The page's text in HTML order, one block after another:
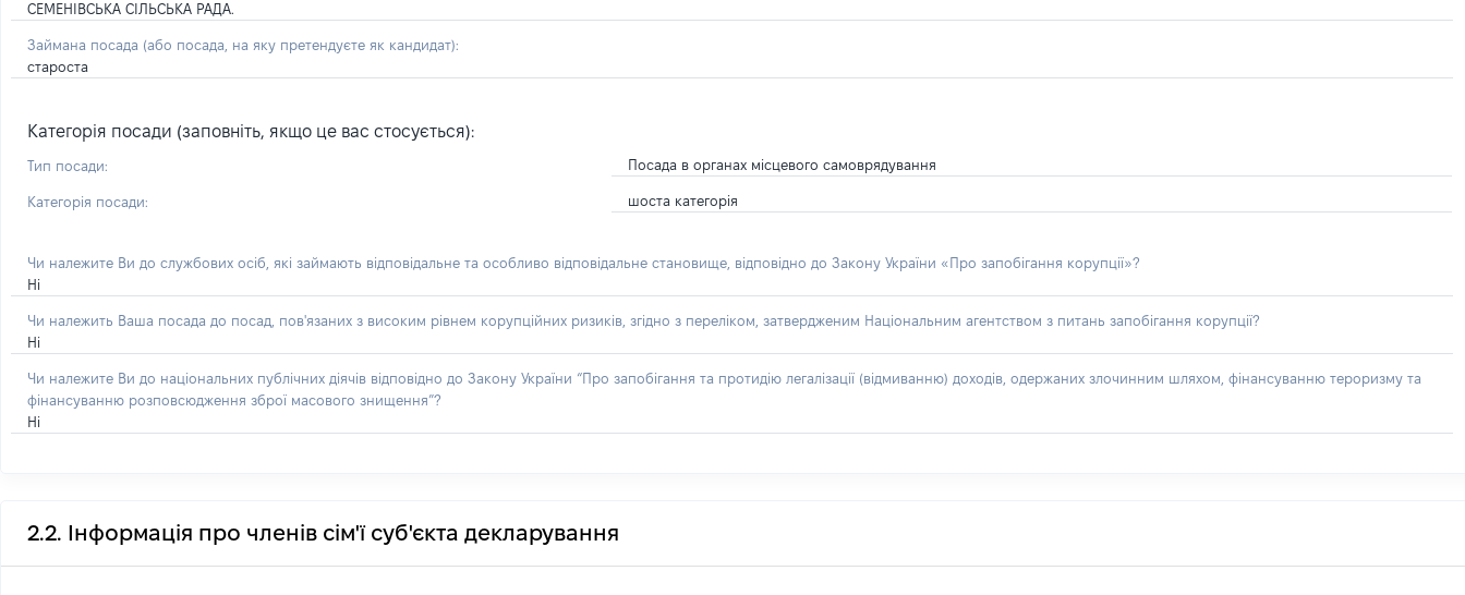
СЕМЕНІВСЬКА СІЛЬСЬКА РАДА.
Займана посада (або посада, на яку претендуєте як кандидат):
староста
Категорія посади (заповніть, якщо це вас стосується):
Тип посади: Посада в органах місцевого самоврядування
Категорія посади: шоста категорія
Чи належите Ви до службових осіб, які займають відповідальне та особливо відповідальне становище, відповідно до Закону України «Про запобігання корупції»?
Ні
Чи належить Ваша посада до посад, пов'язаних з високим рівнем корупційних ризиків, згідно з переліком, затвердженим Національним агентством з питань запобігання корупції?
Ні
Чи належите Ви до національних публічних діячів відповідно до Закону України “Про запобігання та протидію легалізації (відмиванню) доходів, одержаних злочинним шляхом, фінансуванню тероризму та
фінансуванню розповсюдження зброї масового знищення”?
Ні
2.2. Інформація про членів сім'ї суб'єкта декларування